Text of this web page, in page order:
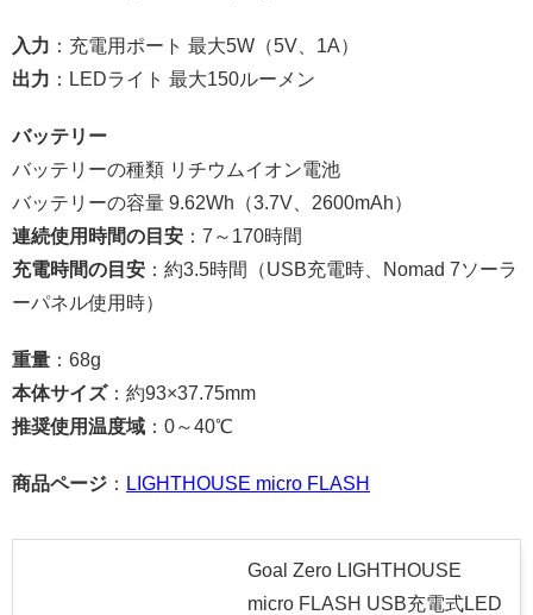
入力 ：充電用ポート 最大5W（5V、1A）
出力 ：LEDライト 最大150ルーメン
バッテリー
バッテリーの種類 リチウムイオン電池
バッテリーの容量 9.62Wh（3.7V、2600mAh）
連続使用時間の目安 ：7～170時間
充電時間の目安 ：約3.5時間（USB充電時、Nomad 7ソーラ
ーパネル使用時）
重量 ：68g
本体サイズ：約93×37.75mm
推奨使用温度域 ：0～40℃
商品ページ ： LIGHTHOUSE micro FLASH
Goal Zero LIGHTHOUSE
micro FLASH USB充電式LED